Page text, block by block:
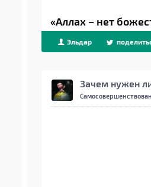
«Аллах – нет
Эльдар
Зачем нужен